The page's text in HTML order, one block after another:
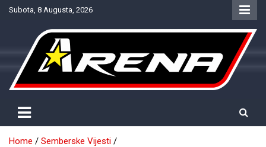
SkipSubota, 8 Augusta, 2026
NTV Arena
Home
Semberske Vijesti